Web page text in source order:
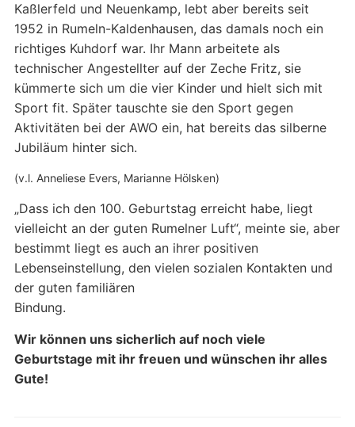
Kaßlerfeld und Neuenkamp, lebt aber bereits seit
1952 in Rumeln-Kaldenhausen, das damals noch ein
richtiges Kuhdorf war. Ihr Mann arbeitete als
technischer Angestellter auf der Zeche Fritz, sie
kümmerte sich um die vier Kinder und hielt sich mit
Sport fit. Später tauschte sie den Sport gegen
Aktivitäten bei der AWO ein, hat bereits das silberne
Jubiläum hinter sich.
(v.l. Anneliese Evers, Marianne Hölsken)
„Dass ich den 100. Geburtstag erreicht habe, liegt
vielleicht an der guten Rumelner Luft“, meinte sie, aber
bestimmt liegt es auch an ihrer positiven
Lebenseinstellung, den vielen sozialen Kontakten und
der guten familiären
Bindung.
Wir können uns sicherlich auf noch viele
Geburtstage mit ihr freuen und wünschen ihr alles
Gute!